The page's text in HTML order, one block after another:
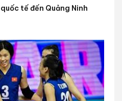
tế đến Quảng Ninh